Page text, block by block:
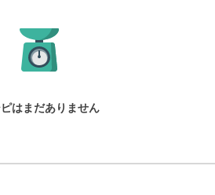
はまだありません